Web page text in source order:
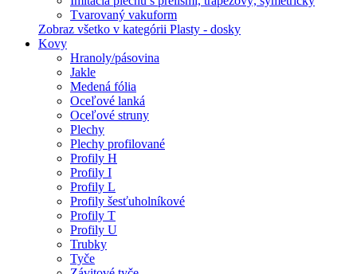
Tvarovaný vakuform
Zobraz všetko v kategórii Plasty - dosky
Kovy
Hranoly/pásovina
Jakle
Medená fólia
Oceľové lanká
Oceľové struny
Plechy
Plechy profilované
Profily H
Profily I
Profily L
Profily šesťuholníkové
Profily T
Profily U
Trubky
Tyče